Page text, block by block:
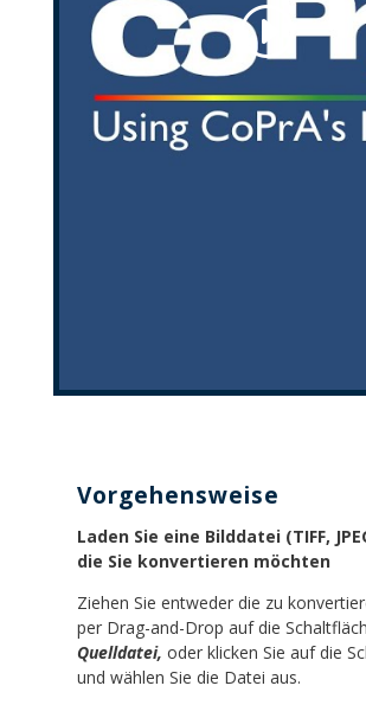
Vorgehensweise
Laden Sie eine Bilddatei (TIFF,
die Sie konvertieren möchten
Ziehen Sie entweder die zu
per Drag-and-Drop auf die
Quelldatei, oder klicken Sie auf die
und wählen Sie die Datei aus.